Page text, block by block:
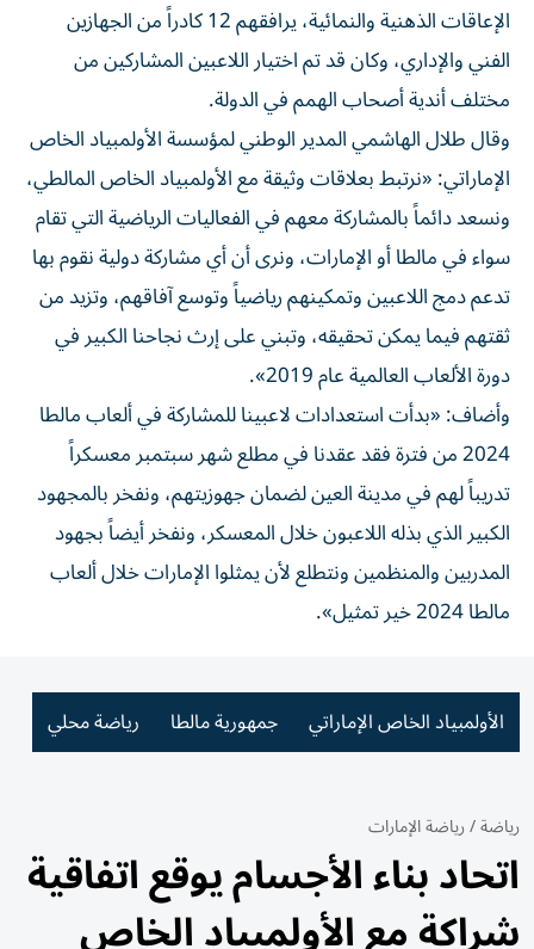
الإعاقات الذهنية والنمائية، يرافقهم 12 كادراً من الجهازين
الفني والإداري، وكان قد تم اختيار اللاعبين المشاركين من
مختلف أندية أصحاب الهمم في الدولة.
وقال طلال الهاشمي المدير الوطني لمؤسسة الأولمبياد الخاص
الإماراتي: «نرتبط بعلاقات وثيقة مع الأولمبياد الخاص المالطي،
ونسعد دائماً بالمشاركة معهم في الفعاليات الرياضية التي تقام
سواء في مالطا أو الإمارات، ونرى أن أي مشاركة دولية نقوم بها
تدعم دمج اللاعبين وتمكينهم رياضياً وتوسع آفاقهم، وتزيد من
ثقتهم فيما يمكن تحقيقه، وتبني على إرث نجاحنا الكبير في
دورة الألعاب العالمية عام 2019».
وأضاف: «بدأت استعدادات لاعبينا للمشاركة في ألعاب مالطا
2024 من فترة فقد عقدنا في مطلع شهر سبتمبر معسكراً
تدريباً لهم في مدينة العين لضمان جهوزيتهم، ونفخر بالمجهود
الكبير الذي بذله اللاعبون خلال المعسكر، ونفخر أيضاً بجهود
المدربين والمنظمين ونتطلع لأن يمثلوا الإمارات خلال ألعاب
مالطا 2024 خير تمثيل».
الأولمبياد الخاص الإماراتي جمهورية مالطا رياضة محلي
رياضة/رياضة الإمارات
اتحاد بناء الأجسام يوقع اتفاقية